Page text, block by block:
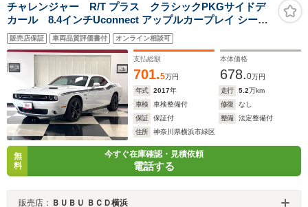
チャレンジャー R/T プラス クラシックPKGサイドデ
カール 8.4インチUconnect アップルカープレイ シート
ヒーター ベンチレーション アルカンターラコンビシ
ート
販売店保証 車両品質評価書付 オンライン相談可
支払総額
701.5万円
本体価格
678.0万円
年式
2017年 走行 5.2万km
車検
車検整備付 修復
なし
保証
保証付 整備
法定整備付
住所
神奈川県横浜市緑区
無
料
今すぐ在庫確認・見積依頼
電話する
販売店： ＢＵＢＵ ＢＣＤ横浜